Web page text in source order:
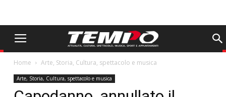
Home Arte, Storia, Cultura, spettacolo e musica
Arte, Storia, Cultura, spettacolo e musica